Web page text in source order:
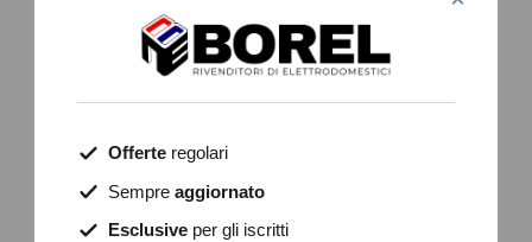
Offerte regolari
Sempre aggiornato
Esclusive per gli iscritti